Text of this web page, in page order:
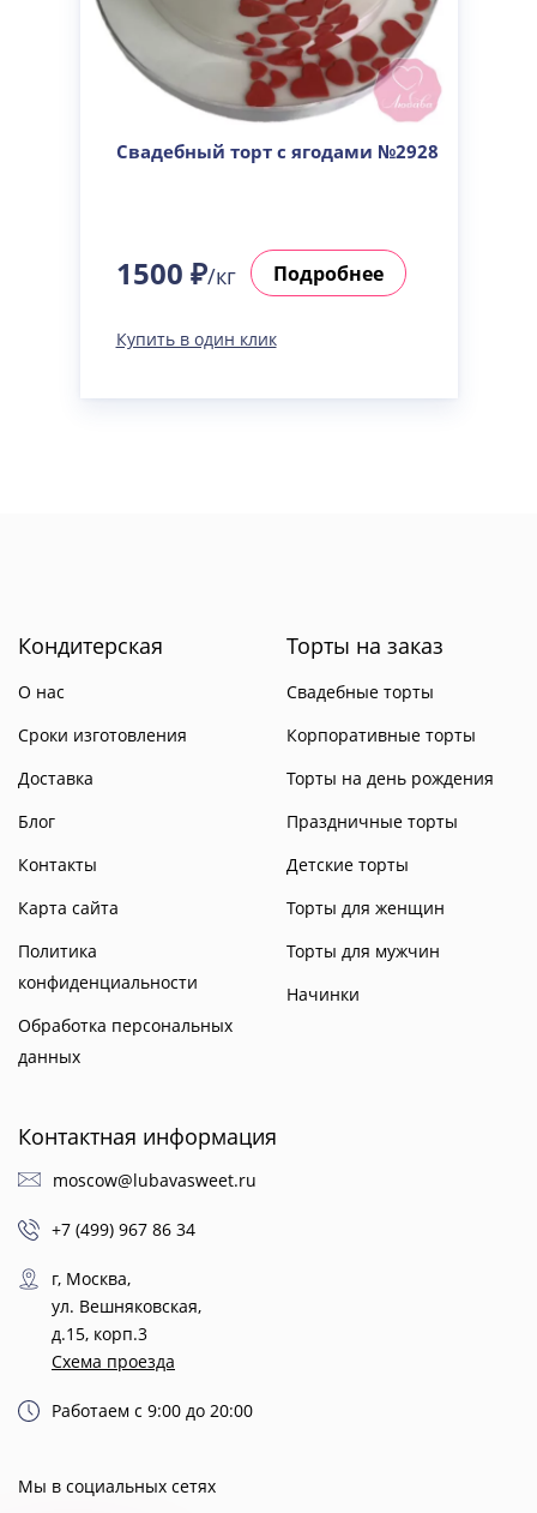
Свадебный торт с ягодами №2928
1500 ₽/кг Подробнее
Купить в один клик
Кондитерская
О нас
Сроки изготовления
Доставка
Блог
Контакты
Карта сайта
Политика
конфиденциальности
Обработка персональных
данных
Торты на заказ
Свадебные торты
Корпоративные торты
Торты на день рождения
Праздничные торты
Детские торты
Торты для женщин
Торты для мужчин
Начинки
Контактная информация
moscow@lubavasweet.ru
+7 (499) 967 86 34
г, Москва,
ул. Вешняковская,
д.15, корп.3
Схема проезда
Работаем с 9:00 до 20:00
Мы в социальных сетях